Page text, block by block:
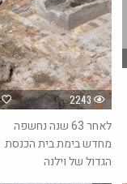
2243
לאחר 63 שנה נחשפה
מחדש בימת בית הכנסת
הגדול של וילנה